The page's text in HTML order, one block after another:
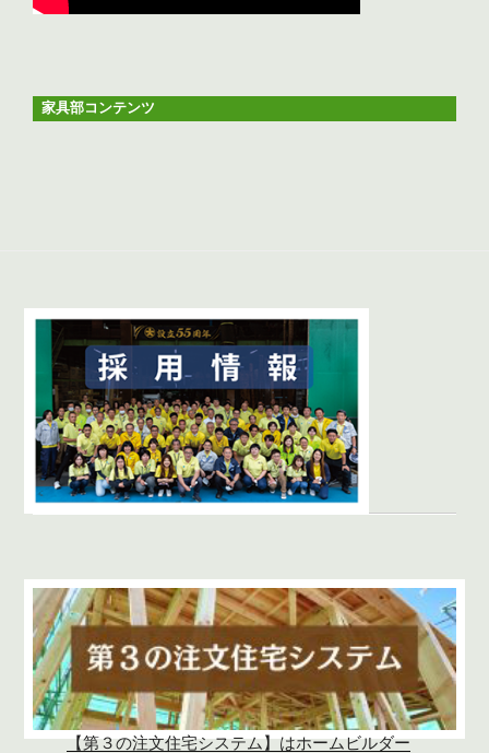
家具部コンテンツ
【第３の注文住宅システム】はホームビルダー